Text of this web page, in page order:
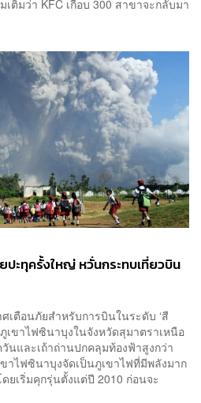
ติมว่า KFC เกือบ 300 สาขาจะกลับมา
ปะทุครั้งใหญ่ หวั่นกระทบเที่ยวบิน
เตือนภัยสำหรับการบินในระดับ ‘สี
เขาไฟซินาบุงในจังหวัดสุมาตราเหนือ
นและเถ้าถ่านปกคลุมท้องฟ้าสูงกว่า
าไฟซินาบุงจัดเป็นภูเขาไฟที่มีพลังมาก
ยเริ่มคุกรุ่นตั้งแต่ปี 2010 ก่อนจะ